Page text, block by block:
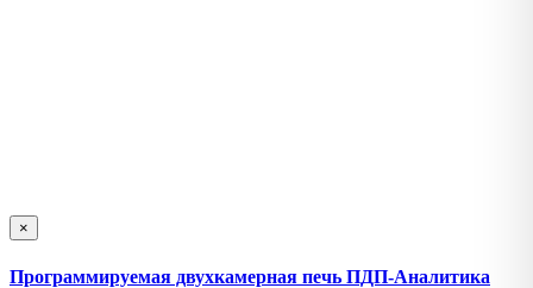
×
Программируемая двухкамерная печь ПДП-Аналитика